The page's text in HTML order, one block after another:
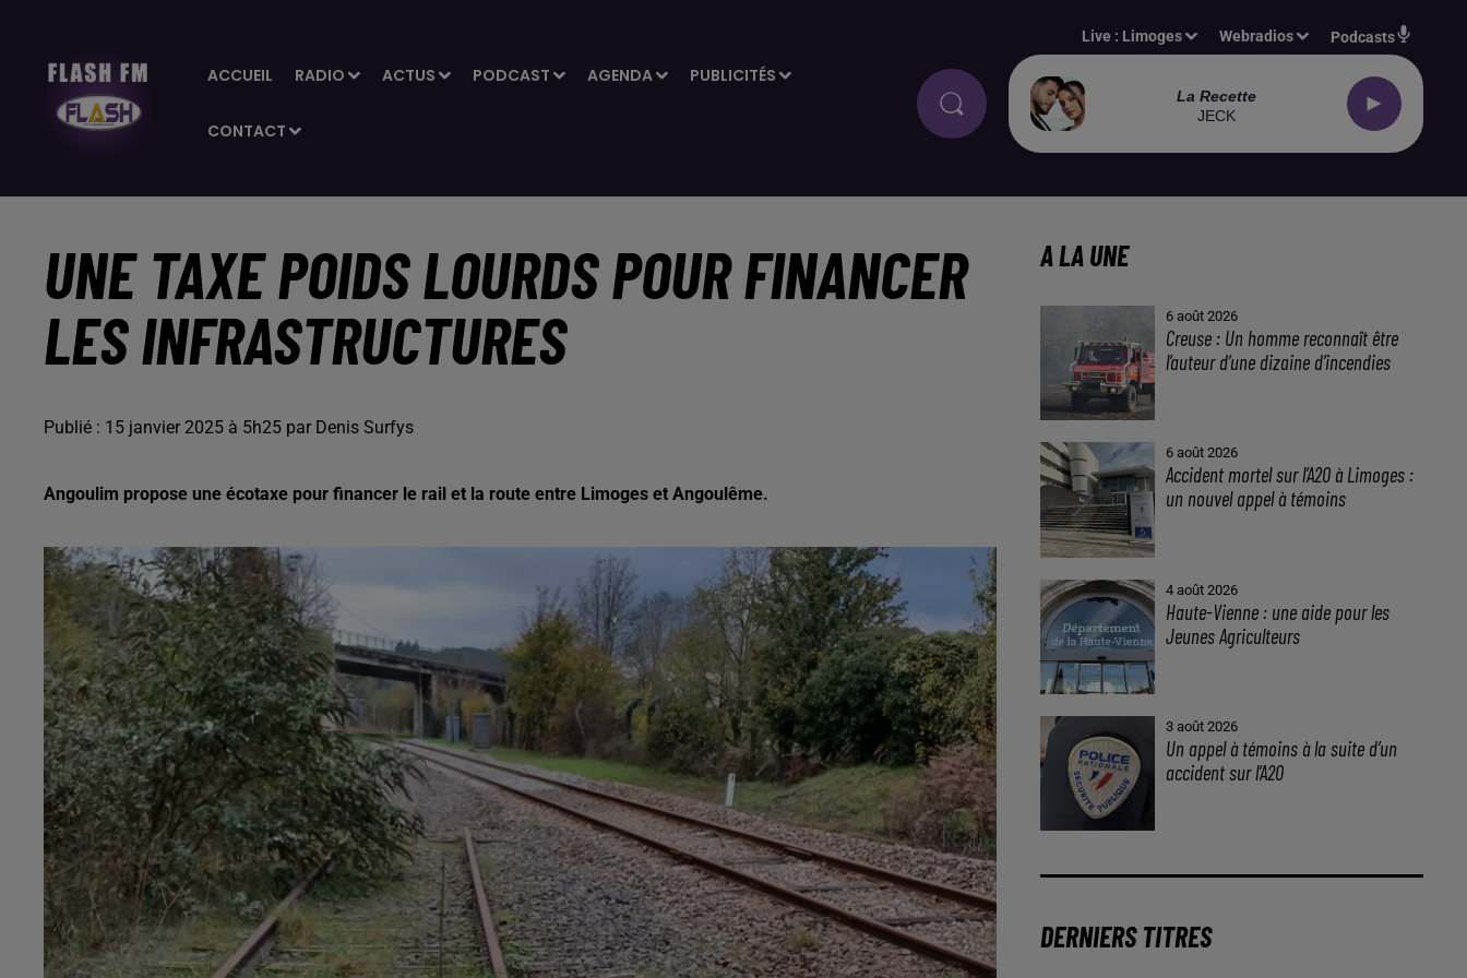
ACCUEIL RADIO ACTUS PODCAST AGENDA PUBLICITÉS
CONTACT
Live : Limoges Webradios Podcasts
La Recette
JECK
UNE TAXE POIDS LOURDS POUR FINANCER
LES INFRASTRUCTURES
Publié : 15 janvier 2025 à 5h25 par Denis Surfys
Angoulim propose une écotaxe pour financer le rail et la route entre Limoges et Angoulême.
A LA UNE
6 août 2026
Creuse : Un homme reconnaît être
l’auteur d’une dizaine d’incendies
6 août 2026
Accident mortel sur l’A20 à Limoges :
un nouvel appel à témoins
4 août 2026
Haute-Vienne : une aide pour les
Jeunes Agriculteurs
3 août 2026
Un appel à témoins à la suite d’un
accident sur l’A20
DERNIERS TITRES